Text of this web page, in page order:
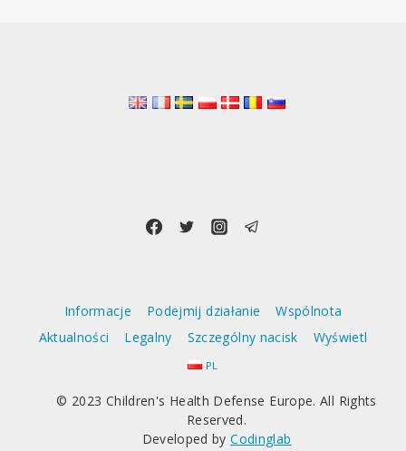
Informacje Podejmij działanie
Wspólnota
Aktualności
Legalny Szczególny nacisk Wyświetl
PL
© 2023 Children's Health Defense Europe. All Rights
Reserved.
Developed byCodinglab